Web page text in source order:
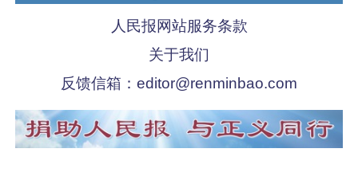
人民报网站服务条款
关于我们
反馈信箱： editor@renminbao.com